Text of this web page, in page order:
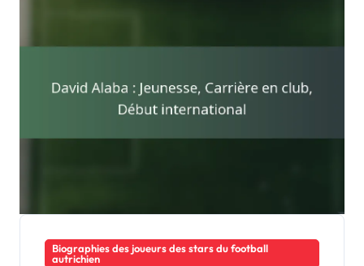
Biographies des joueurs des stars du football
autrichien